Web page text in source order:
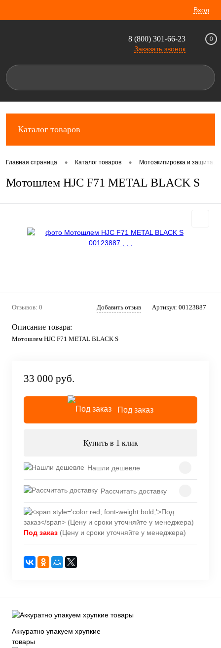
Вход
8 (800) 301-66-23
Заказать звонок
0
Каталог товаров
Главная страница • Каталог товаров • Мотоэкипировка и защита
Мотошлем HJC F71 METAL BLACK S
Отзывов: 0 Добавить отзыв Артикул: 00123887
Описание товара:
Мотошлем HJC F71 METAL BLACK S
33 000 руб.
Под заказ
Купить в 1 клик
Нашли дешевле
Рассчитать доставку
Под заказ (Цену и сроки уточняйте у менеджера)
Аккуратно упакуем хрупкие
товары